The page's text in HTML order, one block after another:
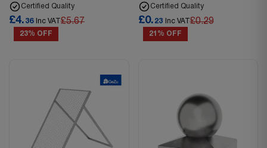
Certified Quality
£4. 36 Inc VAT £5.67
23% OFF
Certified Quality
£0. 23 Inc VAT£0.29
21% OFF